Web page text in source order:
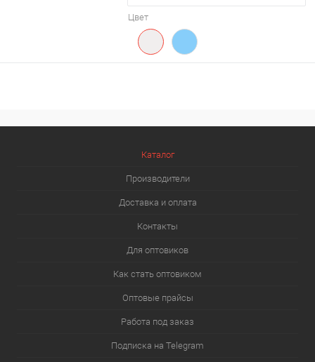
Цвет
Каталог
Производители
Доставка и оплата
Контакты
Для оптовиков
Как стать оптовиком
Оптовые прайсы
Работа под заказ
Подписка на Telegram